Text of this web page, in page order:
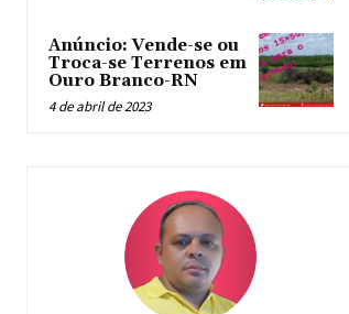
Anúncio: Vende-se ou
Troca-se Terrenos em
Ouro Branco-RN
4 de abril de 2023